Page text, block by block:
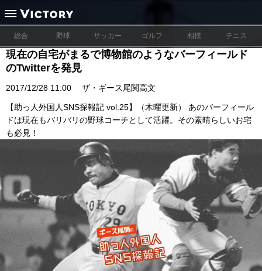
総合 野球 サッカー ゴルフ 相撲 テニス
現在の自宅がまるで博物館のようなバーフィールド
のTwitterを発見
2017/12/28 11:00 ザ・ギース尾関高文
【助っ人外国人SNS探報記 vol.25】（木曜更新） あのバーフィール
ドは現在もバリバリの野球コーチとして活躍。その素晴らしいお宅
も必見！